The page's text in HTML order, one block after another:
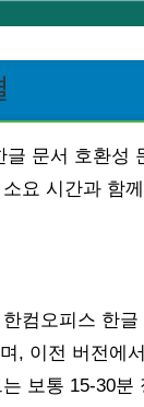
문서 호환성
요 시간과 함
컴오피스 한
, 이전 버전
보통 15-30